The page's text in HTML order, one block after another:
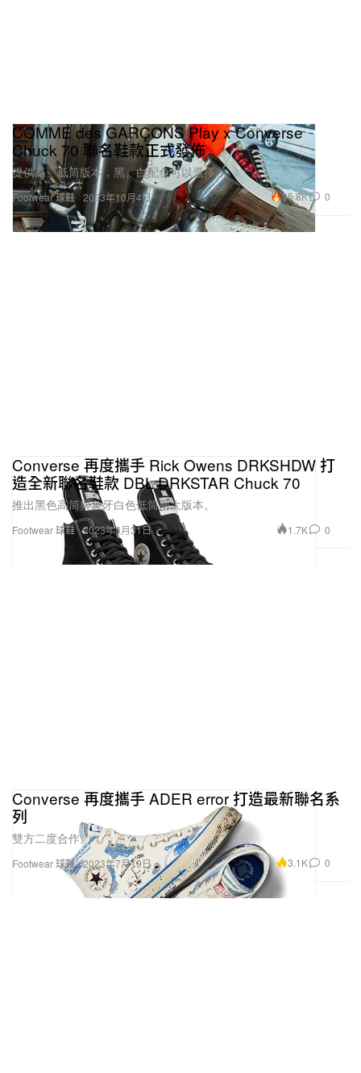
Footwear 球鞋
COMME des GARÇONS Play x Converse
Chuck 70 聯名鞋款正式發佈
提供高、低筒版本，黑、白配色可以選擇。
2023年10月4日 35.8K 0
Footwear 球鞋
Converse 再度攜手 Rick Owens DRKSHDW 打
造全新聯名鞋款 DBL DRKSTAR Chuck 70
推出黑色高筒與象牙白色低筒兩大版本。
2023年8月31日 1.7K 0
Footwear 球鞋
Converse 再度攜手 ADER error 打造最新聯名系
列
雙方二度合作。
2023年7月19日 3.1K 0